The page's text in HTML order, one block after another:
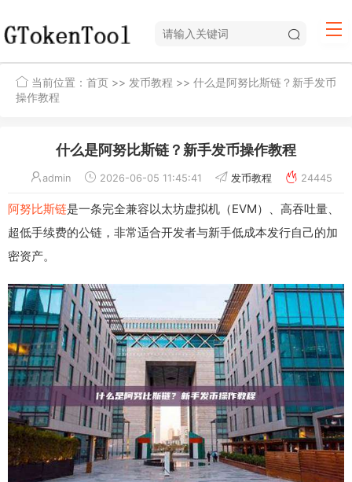
当前位置： 首页 >> 发币教程 >> 什么是阿努比斯链？新手发币
操作教程
什么是阿努比斯链？新手发币操作教程
admin 2026-06-05 11:45:41 发币教程 24445
阿努比斯链是一条完全兼容以太坊虚拟机（EVM）、高吞吐量、
超低手续费的公链，非常适合开发者与新手低成本发行自己的加
密资产。